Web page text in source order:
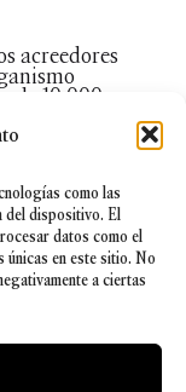
como las
del dispositivo. El
datos como el
únicas en este sitio. No
a ciertas
acreedores
de 10.000
replantear la
El éxito de la
de una
y
el juez
quedan